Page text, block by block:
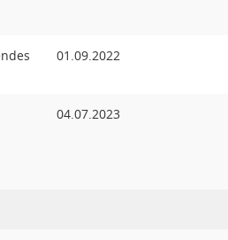
01.09.2022
04.07.2023